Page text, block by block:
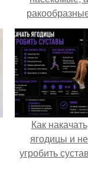
относящиеся
бокоплавам.
Как накачать
ягодицы и не
угробить